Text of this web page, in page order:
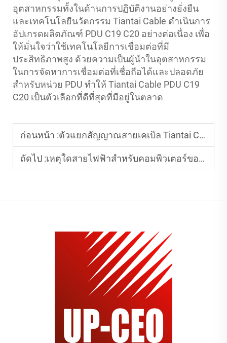
อุตสาหกรรมทั้งในด้านการปฏิบัติงานอย่างยั่งยืน
และเทคโนโลยีนวัตกรรม Tiantai Cable ดำเนินการ
อัปเกรดผลิตภัณฑ์ PDU C19 C20 อย่างต่อเนื่อง เพื่อ
ให้มั่นใจว่าใช้เทคโนโลยีการเชื่อมต่อที่มี
ประสิทธิภาพสูง ด้วยความเป็นผู้นำในอุตสาหกรรม
ในการจัดหาการเชื่อมต่อที่เชื่อถือได้และปลอดภัย
สำหรับหน่วย PDU ทำให้ Tiantai Cable PDU C19
C20 เป็นตัวเลือกที่ดีที่สุดที่มีอยู่ในตลาด
ก่อนหน้า :ตัวแยกสัญญาณสายเคเบิล Tiantai Cable สามารถรองรับอุปกรณ์ได้กี่เครื่องพร้อมกัน
ถัดไป :เหตุใดสายไฟฟ้าสำหรับคอมพิวเตอร์ของ Tiantai Cable จึงเป็นตัวเลือกที่เชื่อถือได้สำหรับผู้ผลิตคอมพิวเตอร์?